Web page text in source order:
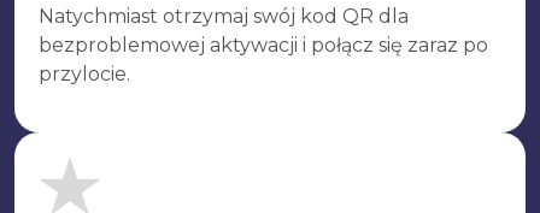
Natychmiast otrzymaj swój kod QR dla
bezproblemowej aktywacji i połącz się zaraz po
przylocie.